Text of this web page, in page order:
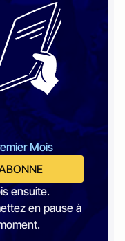
Mois
ensuite.
en pause à